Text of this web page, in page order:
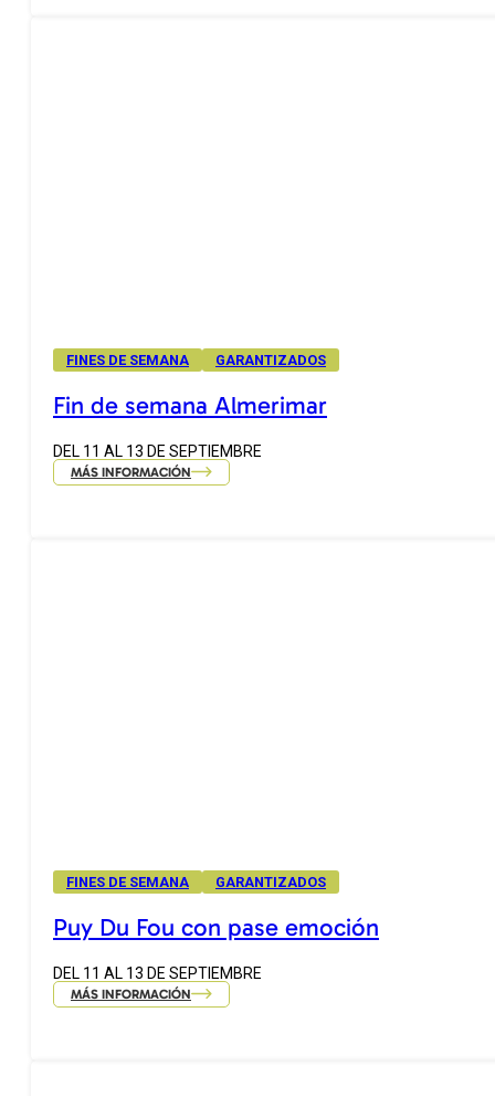
FINES DE SEMANA GARANTIZADOS
Fin de semana Almerimar
DEL 11 AL 13 DE SEPTIEMBRE
MÁS INFORMACIÓN
FINES DE SEMANA GARANTIZADOS
Puy Du Fou con pase emoción
DEL 11 AL 13 DE SEPTIEMBRE
MÁS INFORMACIÓN